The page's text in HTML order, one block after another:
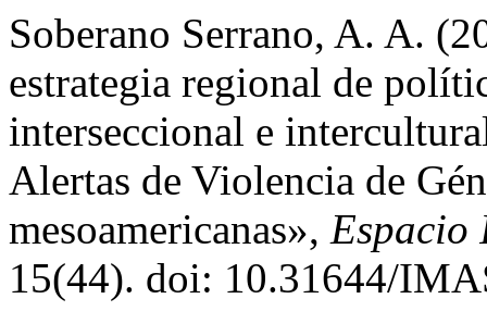
Soberano Serrano, A. A.
estrategia regional de
interseccional e
Alertas de Violencia de
mesoamericanas», Espacio
15(44). doi: 10.31644/